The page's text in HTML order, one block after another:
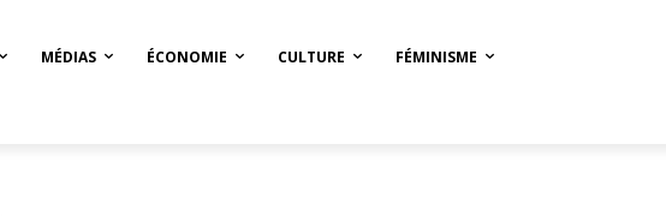
MÉDIAS ÉCONOMIE CULTURE FÉMINISME